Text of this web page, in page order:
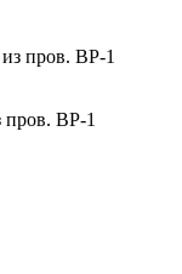
пров. ВР-1